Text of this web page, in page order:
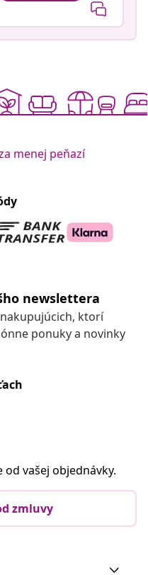
menej peňazí
newslettera
ktorí
ponuky a novinky
vašej objednávky.
zmluvy